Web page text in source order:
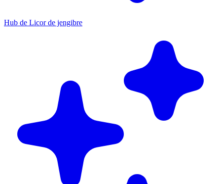
Hub de Licor de jengibre